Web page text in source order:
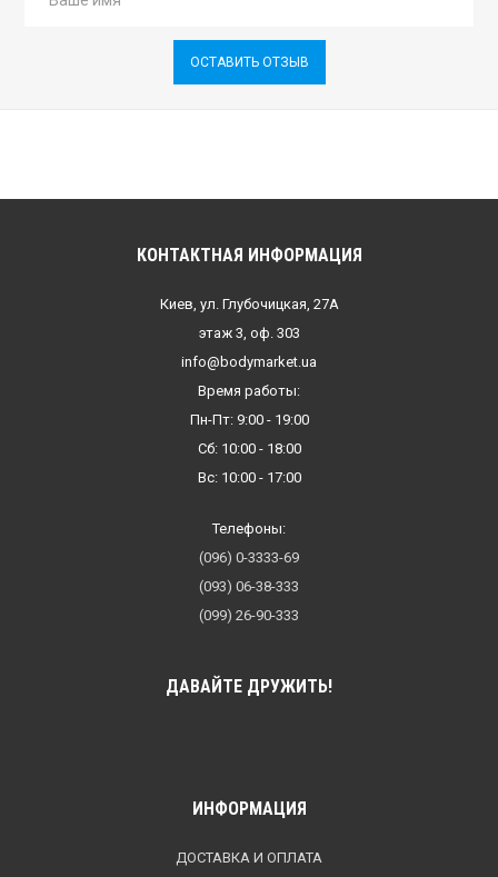
ОСТАВИТЬ ОТЗЫВ
КОНТАКТНАЯ ИНФОРМАЦИЯ
Киев, ул. Глубочицкая, 27А
этаж 3, оф. 303
info@bodymarket.ua
Время работы:
Пн-Пт: 9:00 - 19:00
Сб: 10:00 - 18:00
Вс: 10:00 - 17:00
Телефоны:
(096) 0-3333-69
(093) 06-38-333
(099) 26-90-333
ДАВАЙТЕ ДРУЖИТЬ!
ИНФОРМАЦИЯ
ДОСТАВКА И ОПЛАТА